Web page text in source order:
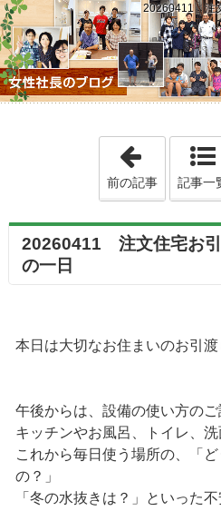
20260411 注
「
前の記事 記事一
20260411 注文住宅お引
の一日
本日は大切なお住まいのお引渡
午後からは、設備の使い方の
キッチンやお風呂、トイレ、
これから毎日使う場所の、「
の？」
「冬の水抜きは？」といった